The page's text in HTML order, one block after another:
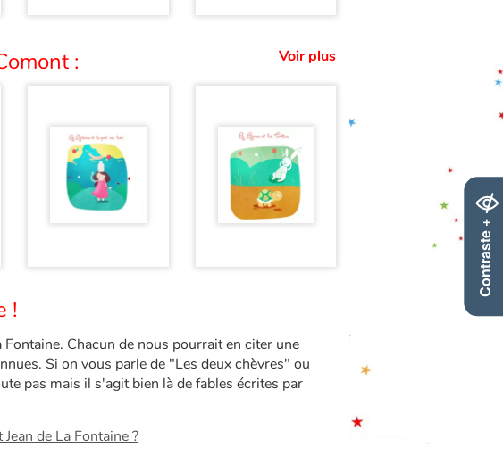
Contraste +
: Voir plus
!
Chacun de nous pourrait en citer une
Si on vous parle de "Les deux chèvres" ou
pas mais il s'agit bien là de fables écrites par
de La Fontaine ?